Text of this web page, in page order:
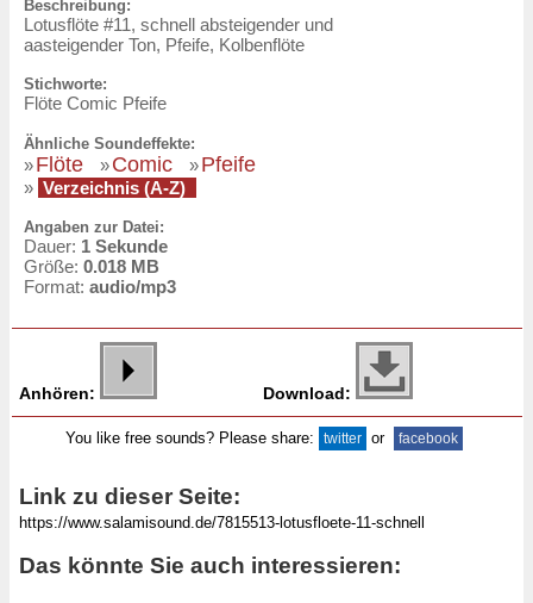
Beschreibung:
Lotusflöte #11, schnell absteigender und
aasteigender Ton, Pfeife, Kolbenflöte
Stichworte:
Flöte Comic Pfeife
Ähnliche Soundeffekte:
»Flöte »Comic »Pfeife
» Verzeichnis (A-Z)
Angaben zur Datei:
Dauer: 1 Sekunde
Größe: 0.018 MB
Format: audio/mp3
Anhören: Download:
You like free sounds? Please share: twitter or facebook
Link zu dieser Seite:
Das könnte Sie auch interessieren: